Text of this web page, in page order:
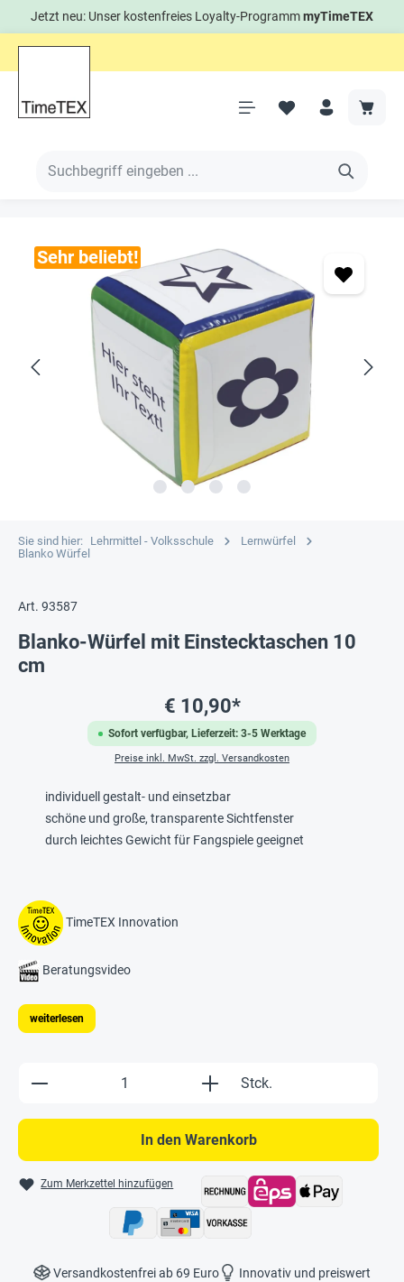
Jetzt neu: Unser kostenfreies Loyalty-ProgrammmyTimeTEX
Sehr beliebt!
Sie sind hier: Lehrmittel - Volksschule
Lernwürfel
Blanko Würfel
Art. 93587
Blanko-Würfel mit Einstecktaschen 10
cm
Sofort verfügbar, Lieferzeit: 3-5 Werktage
€ 10,90*
Preise inkl. MwSt. zzgl. Versandkosten
individuell gestalt- und einsetzbar
schöne und große, transparente Sichtfenster
durch leichtes Gewicht für Fangspiele geeignet
TimeTEX Innovation
Beratungsvideo
weiterlesen
Produkt Anzahl: Gib den gewünschten
Stck.
In den Warenkorb
Zum Merkzettel hinzufügen
Versandkostenfrei ab 69 Euro
Innovativ und preiswert